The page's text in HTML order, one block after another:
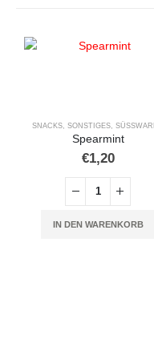
SNACKS, SONSTIGES,
Spearmint
€1,20
IN DEN WARENKORB